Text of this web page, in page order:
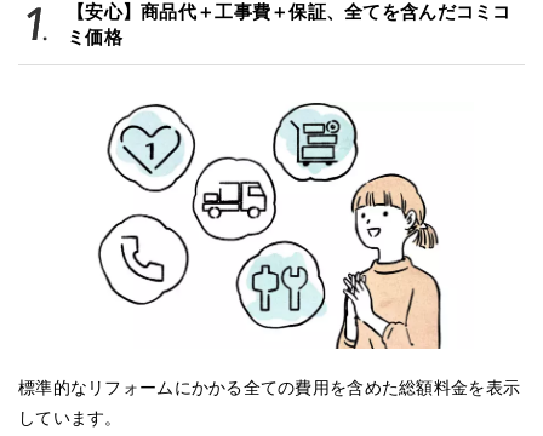
【安心】商品代＋工事費＋保証、全てを含んだコミコ
ミ価格
標準的なリフォームにかかる全ての費用を含めた総額料金を表示
しています。